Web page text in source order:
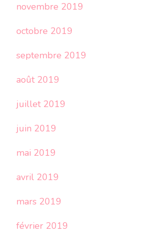
novembre 2019
octobre 2019
septembre 2019
août 2019
juillet 2019
juin 2019
mai 2019
avril 2019
mars 2019
février 2019